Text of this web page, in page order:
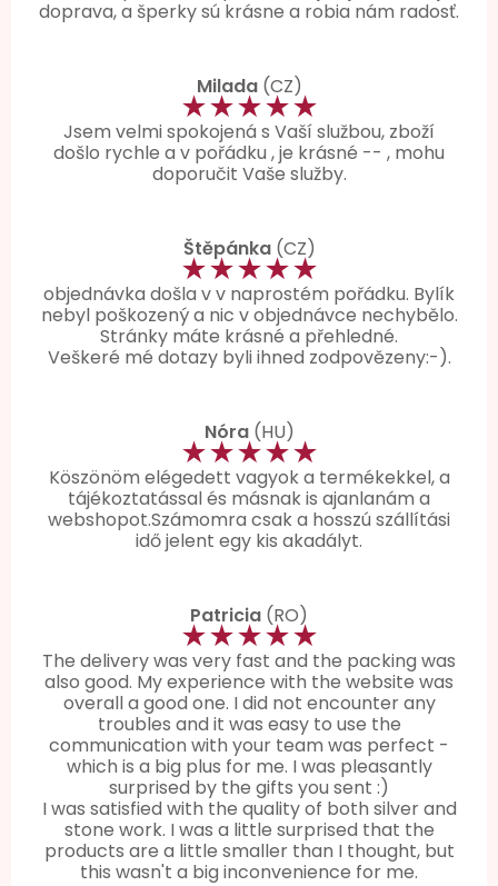
doprava, a šperky sú krásne a robia nám radosť.
Milada(CZ)
★★★★★
Jsem velmi spokojená s Vaší službou, zboží
došlo rychle a v pořádku , je krásné -- , mohu
doporučit Vaše služby.
Štěpánka(CZ)
★★★★★
objednávka došla v v naprostém pořádku. Bylík
nebyl poškozený a nic v objednávce nechybělo.
Stránky máte krásné a přehledné.
Veškeré mé dotazy byli ihned zodpovězeny:-).
Nóra(HU)
★★★★★
Köszönöm elégedett vagyok a termékekkel, a
tájékoztatással és másnak is ajanlanám a
webshopot.Számomra csak a hosszú szállítási
idő jelent egy kis akadályt.
Patricia (RO)
★★★★★
The delivery was very fast and the packing was
also good. My experience with the website was
overall a good one. I did not encounter any
troubles and it was easy to use the
communication with your team was perfect -
which is a big plus for me. I was pleasantly
surprised by the gifts you sent :)
I was satisfied with the quality of both silver and
stone work. I was a little surprised that the
products are a little smaller than I thought, but
this wasn't a big inconvenience for me.